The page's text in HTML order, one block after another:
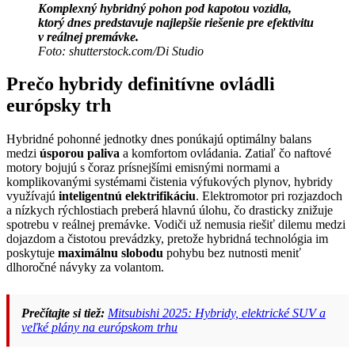
Komplexný hybridný pohon pod kapotou vozidla,
ktorý dnes predstavuje najlepšie riešenie pre efektivitu
v reálnej premávke.
Foto: shutterstock.com/Di Studio
Prečo hybridy definitívne ovládli
európsky trh
Hybridné pohonné jednotky dnes ponúkajú optimálny balans
medzi úsporou paliva a komfortom ovládania. Zatiaľ čo naftové
motory bojujú s čoraz prísnejšími emisnými normami a
komplikovanými systémami čistenia výfukových plynov, hybridy
využívajú inteligentnú elektrifikáciu. Elektromotor pri rozjazdoch
a nízkych rýchlostiach preberá hlavnú úlohu, čo drasticky znižuje
spotrebu v reálnej premávke. Vodiči už nemusia riešiť dilemu medzi
dojazdom a čistotou prevádzky, pretože hybridná technológia im
poskytuje maximálnu slobodu pohybu bez nutnosti meniť
dlhoročné návyky za volantom.
Prečítajte si tiež: Mitsubishi 2025: Hybridy, elektrické SUV a
veľké plány na európskom trhu